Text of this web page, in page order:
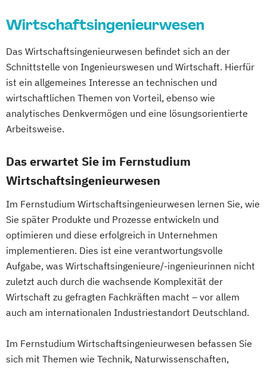
Management in Information and Business
Technologies
Management und IT
Marketing und Verkauf
Personalmanagement
Führung und Organisation
Professional Master of Mediation
Videojournalismus
Wirtschaftsingenieurwesen
Wirtschaftsingenieurwesen
Das Wirtschaftsingenieurwesen befindet sich an der
Schnittstelle von Ingenieurswesen und Wirtschaft. Hierfür
ist ein allgemeines Interesse an technischen und
wirtschaftlichen Themen von Vorteil, ebenso wie
analytisches Denkvermögen und eine lösungsorientierte
Arbeitsweise.
Das erwartet Sie im Fernstudium
Wirtschaftsingenieurwesen
Im Fernstudium Wirtschaftsingenieurwesen lernen Sie, wie
Sie später Produkte und Prozesse entwickeln und
optimieren und diese erfolgreich in Unternehmen
implementieren. Dies ist eine verantwortungsvolle
Aufgabe, was Wirtschaftsingenieure/-ingenieurinnen nicht
zuletzt auch durch die wachsende Komplexität der
Wirtschaft zu gefragten Fachkräften macht – vor allem
auch am internationalen Industriestandort Deutschland.
Im Fernstudium Wirtschaftsingenieurwesen befassen Sie
sich mit Themen wie Technik, Naturwissenschaften,